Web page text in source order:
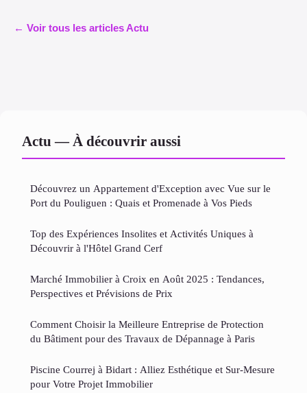
← Voir tous les articles Actu
Actu — À découvrir aussi
Découvrez un Appartement d'Exception avec Vue sur le
Port du Pouliguen : Quais et Promenade à Vos Pieds
Top des Expériences Insolites et Activités Uniques à
Découvrir à l'Hôtel Grand Cerf
Marché Immobilier à Croix en Août 2025 : Tendances,
Perspectives et Prévisions de Prix
Comment Choisir la Meilleure Entreprise de Protection
du Bâtiment pour des Travaux de Dépannage à Paris
Piscine Courrej à Bidart : Alliez Esthétique et Sur-Mesure
pour Votre Projet Immobilier